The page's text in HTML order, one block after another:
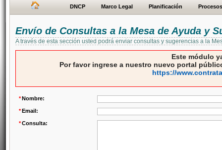
DNCP Marco Legal Planificación Procesos
Envío de Consultas a la Mesa de Ayuda y
A través de esta sección usted podrá enviar consultas y sugerencias a la
Este módulo
Por favor ingrese a nuestro nuevo portal
https://
*Nombre:
*Email:
*Consulta: